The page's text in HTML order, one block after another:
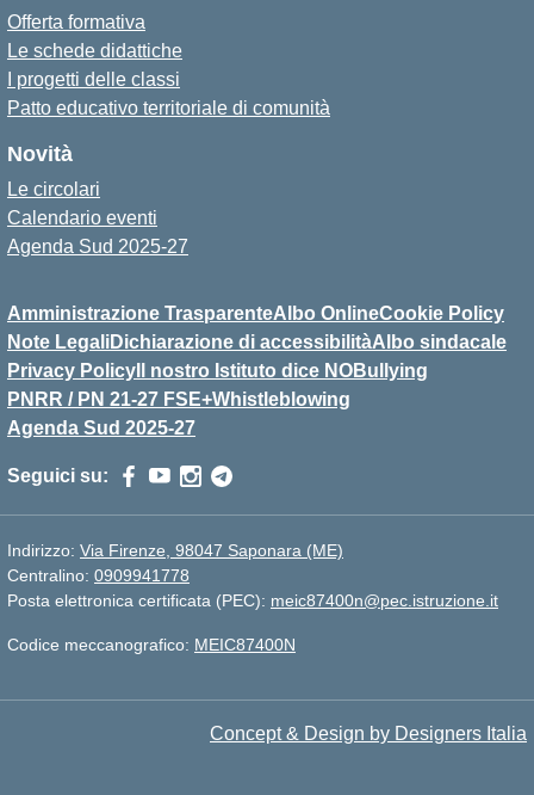
Offerta formativa
Le schede didattiche
I progetti delle classi
Patto educativo territoriale di comunità
Novità
Le circolari
Calendario eventi
Agenda Sud 2025-27
Amministrazione TrasparenteAlbo OnlineCookie Policy
Note LegaliDichiarazione di accessibilitàAlbo sindacale
Privacy Policy Il nostro Istituto dice NOBullying
PNRR / PN 21-27 FSE+Whistleblowing
Agenda Sud 2025-27
Seguici su:
Indirizzo: Via Firenze, 98047 Saponara (ME)
Centralino: 0909941778
Posta elettronica certificata (PEC): meic87400n@pec.istruzione.it
Codice meccanografico: MEIC87400N
Concept & Design by Designers Italia